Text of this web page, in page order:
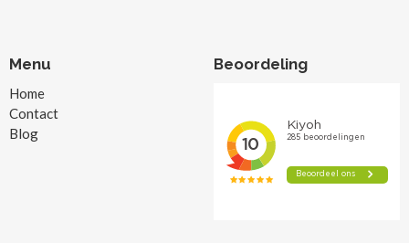
Menu
Home
Contact
Blog
Beoordeling